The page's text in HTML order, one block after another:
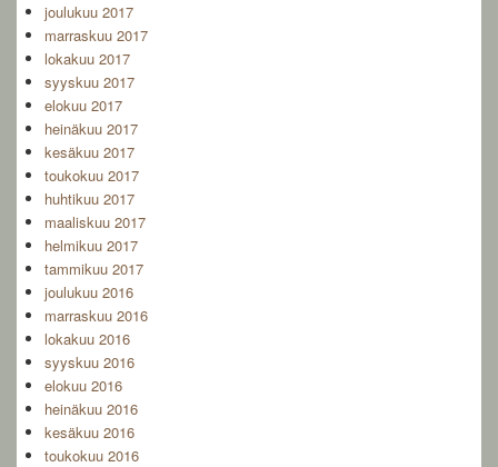
joulukuu 2017
marraskuu 2017
lokakuu 2017
syyskuu 2017
elokuu 2017
heinäkuu 2017
kesäkuu 2017
toukokuu 2017
huhtikuu 2017
maaliskuu 2017
helmikuu 2017
tammikuu 2017
joulukuu 2016
marraskuu 2016
lokakuu 2016
syyskuu 2016
elokuu 2016
heinäkuu 2016
kesäkuu 2016
toukokuu 2016